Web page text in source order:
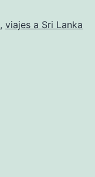
, viajes a Sri Lanka